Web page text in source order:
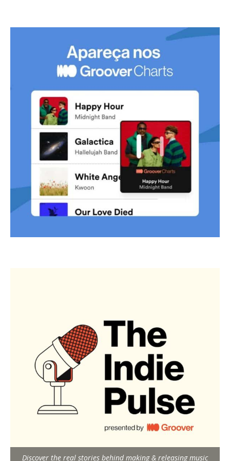
Discover the real stories behind making & releasing music